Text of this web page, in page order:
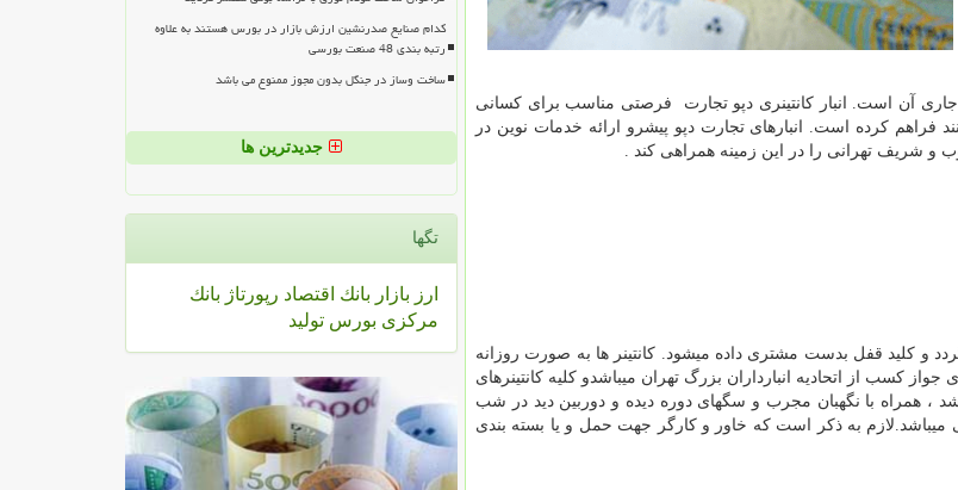
آن است. انبار کانتینری دپو تجارت فرصتی مناسب برای کسانی
فراهم کرده است. انبارهای تجارت دپو پیشرو ارائه خدمات نوین در
و شریف تهرانی را در این زمینه همراهی کند .
و کلید قفل بدست مشتری داده میشود. کانتینر ها به صورت روزانه
کسب از اتحادیه انبارداران بزرگ تهران میباشدو کلیه کانتینرهای
، همراه با نگهبان مجرب و سگهای دوره دیده و دوربین دید در شب
به ذکر است که خاور و کارگر جهت حمل و یا بسته بندی
کدام صنایع صدرنشین ارزش بازار در بورس هستند به علاوه
رتبه بندی 48 صنعت بورسی
ساخت وساز در جنگل بدون مجوز ممنوع می باشد
جدیدترین ها
تگها
ارز بازار بانك اقتصاد رپورتاژ بانك
مركزی بورس تولید